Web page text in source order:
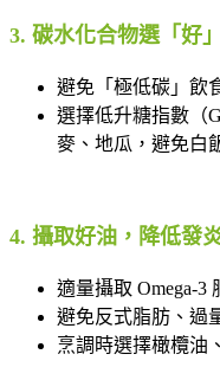
3. 碳水化合物選「好
避免「極低碳」飲
選擇低升糖指數（
麥、地瓜，避免白
4. 攝取好油，降低發
適量攝取 Omega-3
避免反式脂肪、過
烹調時選擇橄欖油